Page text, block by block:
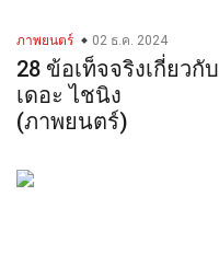
ภาพยนตร์ 02 ธ.ค. 2024
28 ข้อเท็จจริงเกี่ยวกับ
เดอะ ไชนิง
(ภาพยนตร์)